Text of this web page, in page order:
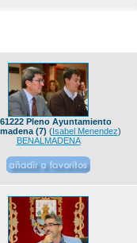
Pleno Ayuntamiento
(7) (Isabel Menendez)
BENALMADENA